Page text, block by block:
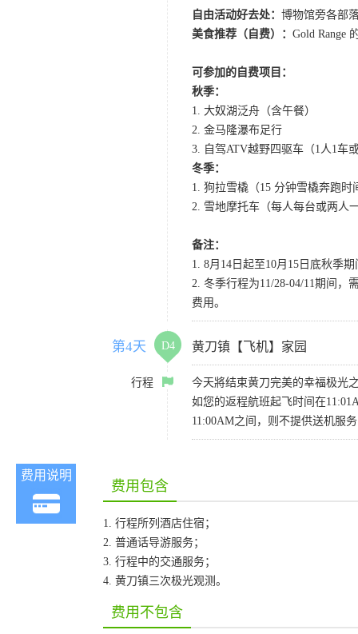
自由活动好去处： 博物馆旁各部
美食推荐（自费）： Gold Range
可参加的自费项目：
秋季：
1. 大奴湖泛舟（含午餐）
2. 金马隆瀑布足行
3. 自驾ATV越野四驱车（1人1车
冬季：
1. 狗拉雪橇（15 分钟雪橇奔跑
2. 雪地摩托车（每人每台或两人
备注：
1. 8月14日起至10月15日底秋季
2. 冬季行程为11/28-04/11期间，
费用。
第4天 D4 黄刀镇【飞机】家园
行程
今天將结束黄刀完美的幸福极光
如您的返程航班起飞时间在
11:00AM之间，则不提供送机服
费用说明
费用包含
1. 行程所列酒店住宿；
2. 普通话导游服务；
3. 行程中的交通服务；
4. 黄刀镇三次极光观测。
费用不包含